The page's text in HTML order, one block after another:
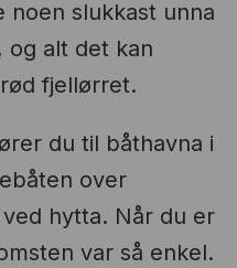
noen slukkast unna
og alt det kan
fjellørret.
du til båthavna i
over
hytta. Når du er
var så enkel.